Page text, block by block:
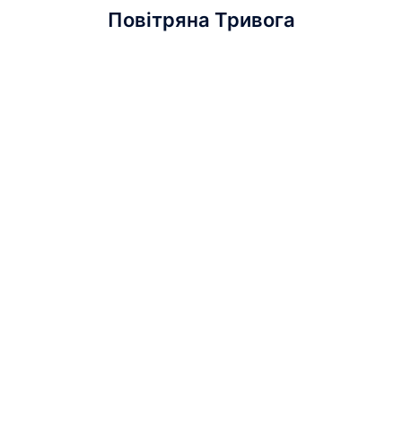
Повітряна Тривога